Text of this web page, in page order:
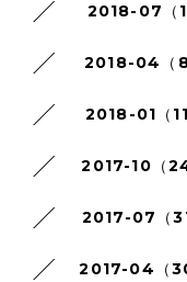
2018-07（1
2018-04（8
2018-01（11
2017-10（24
2017-07（31
2017-04（